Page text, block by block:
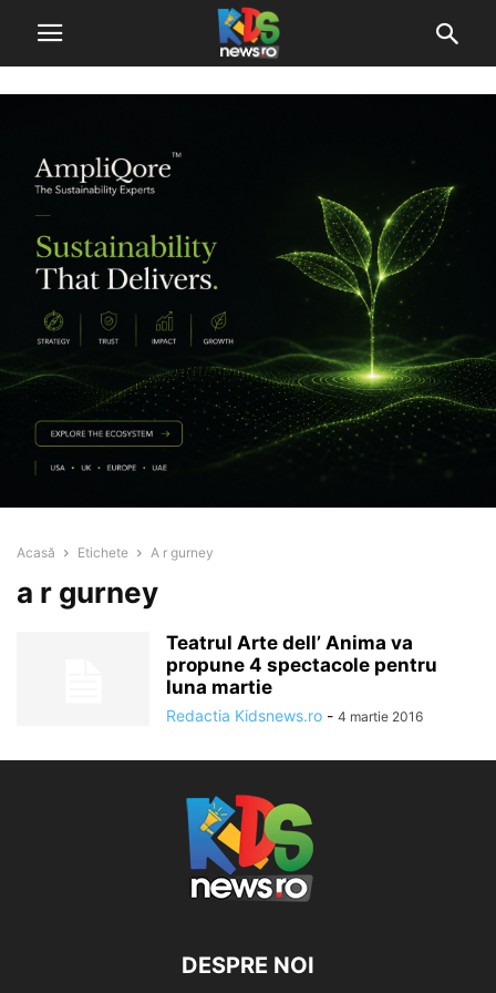
Acasă Etichete A r gurney
a r gurney
Teatrul Arte dell’ Anima va
propune 4 spectacole pentru
luna martie
Redactia Kidsnews.ro - 4 martie 2016
DESPRE NOI